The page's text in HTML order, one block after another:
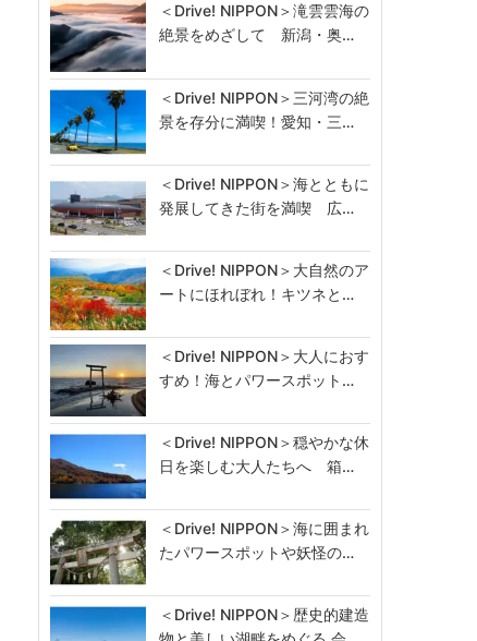
＜Drive! NIPPON＞滝雲雲海の
絶景をめざして 新潟・奥…
＜Drive! NIPPON＞三河湾の絶
景を存分に満喫！愛知・三…
＜Drive! NIPPON＞海とともに
発展してきた街を満喫 広…
＜Drive! NIPPON＞大自然のア
ートにほれぼれ！キツネと…
＜Drive! NIPPON＞大人におす
すめ！海とパワースポット…
＜Drive! NIPPON＞穏やかな休
日を楽しむ大人たちへ 箱…
＜Drive! NIPPON＞海に囲まれ
たパワースポットや妖怪の…
＜Drive! NIPPON＞歴史的建造